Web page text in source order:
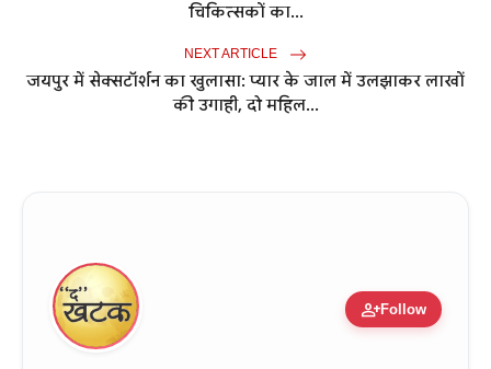
चिकित्सकों का...
NEXT ARTICLE
जयपुर में सेक्सटॉर्शन का खुलासा: प्यार के जाल में उलझाकर लाखों
की उगाही, दो महिल...
person_addFollow